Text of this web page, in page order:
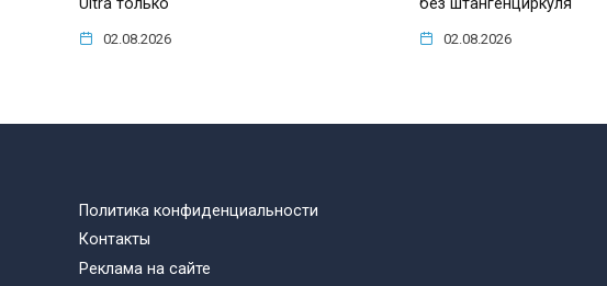
Ultra только
02.08.2026
без штангенциркуля
02.08.2026
Политика конфиденциальности
Контакты
Реклама на сайте